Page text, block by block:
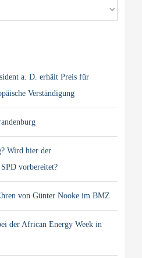
a. D. erhält Preis für
Verständigung
Wird hier der
vorbereitet?
von Günter Nooke im BMZ
der African Energy Week in